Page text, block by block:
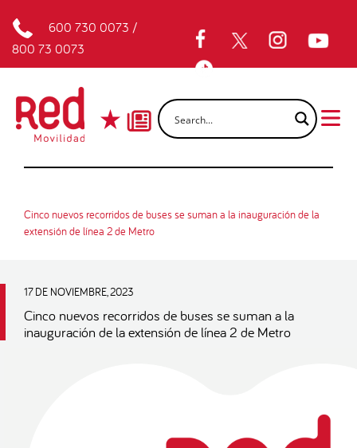
600 730 0073 /
800 73 0073
Cinco nuevos recorridos de buses se suman a la inauguración de la
extensión de línea 2 de Metro
17 DE NOVIEMBRE, 2023
Cinco nuevos recorridos de buses se suman a la
inauguración de la extensión de línea 2 de Metro